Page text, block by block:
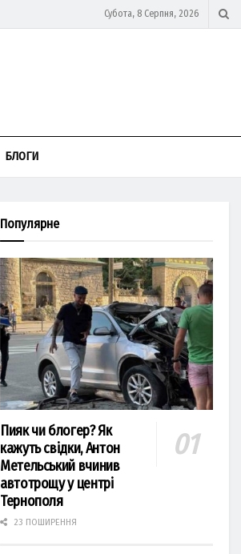
Субота, 8 Серпня, 2026
БЛОГИ
Популярне
Пияк чи блогер? Як
кажуть свідки, Антон
Метельський вчинив
автотрощу у центрі
Тернополя
23 ПОШИРЕННЯ